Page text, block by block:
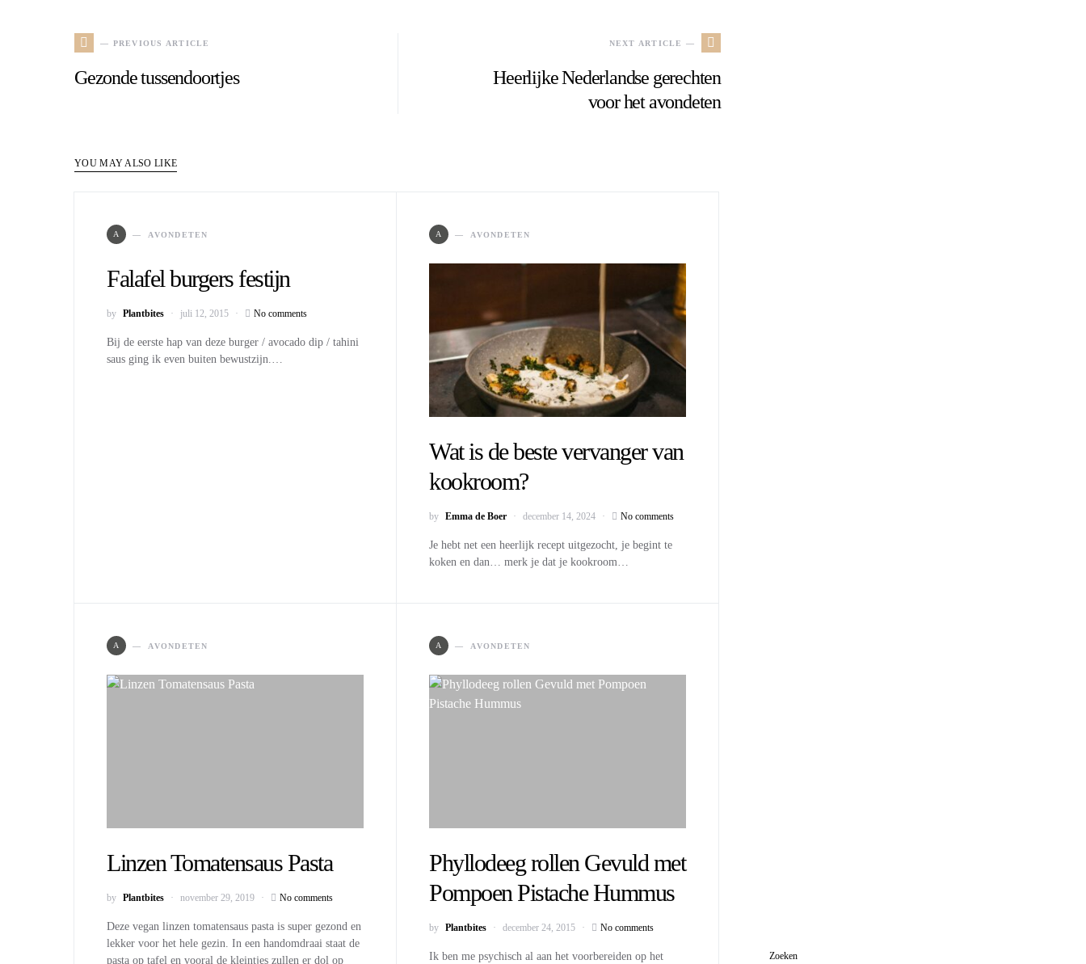
— PREVIOUS ARTICLE
Gezonde tussendoortjes
NEXT ARTICLE —
Heerlijke Nederlandse gerechten
voor het avondeten
YOU MAY ALSO LIKE
A AVONDETEN
Falafel burgers festijn
by Plantbites juli 12, 2015 No comments
Bij de eerste hap van deze burger / avocado dip / tahini
saus ging ik even buiten bewustzijn.…
A AVONDETEN
Wat is de beste vervanger van
kookroom?
by Emma de Boer december 14, 2024 No comments
Je hebt net een heerlijk recept uitgezocht, je begint te
koken en dan… merk je dat je kookroom…
A AVONDETEN
Linzen Tomatensaus Pasta
by Plantbites november 29, 2019 No comments
Deze vegan linzen tomatensaus pasta is super gezond en
lekker voor het hele gezin. In een handomdraai staat de
pasta op tafel en vooral de kleintjes zullen er dol op
A AVONDETEN
Phyllodeeg rollen Gevuld met
Pompoen Pistache Hummus
by Plantbites december 24, 2015 No comments
Ik ben me psychisch al aan het voorbereiden op het Zoeken